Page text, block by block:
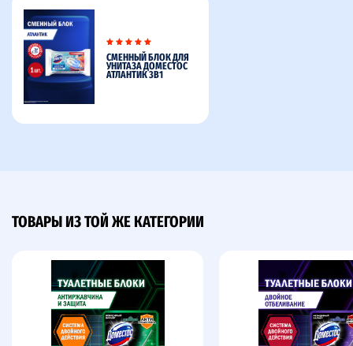
СМЕННЫЙ БЛОК ДЛЯ
УНИТАЗА ДОМЕСТОС
АТЛАНТИК 3В1
ТОВАРЫ ИЗ ТОЙ ЖЕ КАТЕГОРИИ